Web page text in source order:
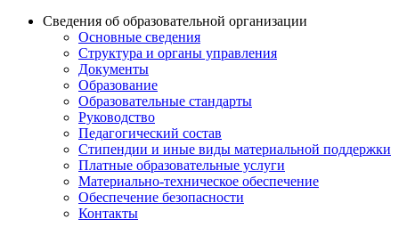
Сведения об образовательной организации
Основные сведения
Структура и органы управления
Документы
Образование
Образовательные стандарты
Руководство
Педагогический состав
Стипендии и иные виды материальной поддержки
Платные образовательные услуги
Материально-техническое обеспечение
Обеспечение безопасности
Контакты